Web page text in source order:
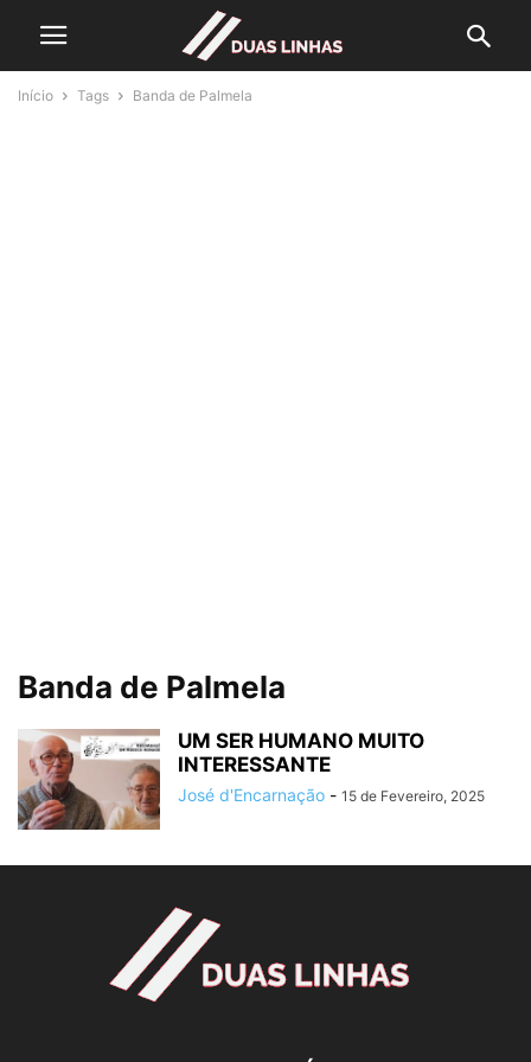
Início Tags Banda de Palmela
Banda de Palmela
UM SER HUMANO MUITO
INTERESSANTE
José d'Encarnação - 15 de Fevereiro, 2025